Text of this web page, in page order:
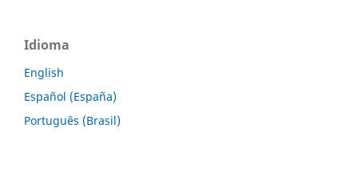
Idioma
English
Español (España)
Português (Brasil)